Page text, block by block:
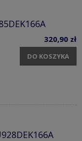
320,90 zł
DO KOSZYKA